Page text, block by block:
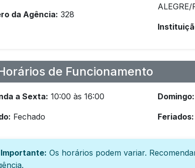
da Agência: 328
ALEGRE/
de Funcionamento
a Sexta: 10:00 às 16:00
Fechado
Domingo:
Feriados:
Importante: Os horários podem variar.